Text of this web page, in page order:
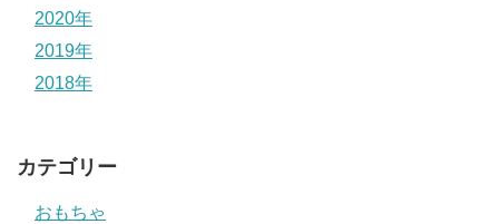
2020年
2019年
2018年
カテゴリー
おもちゃ